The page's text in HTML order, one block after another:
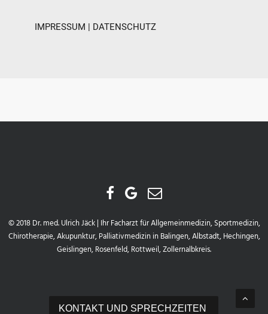
IMPRESSUM DATENSCHUTZ
© 2018 Dr. med. Ulrich Jäck | Ihr Facharzt für Allgemeinmedizin, Sportmedizin,
Chirotherapie, Akupunktur, Palliativmedizin in Balingen, Albstadt, Hechingen,
Geislingen, Rosenfeld, Rottweil, Zollernalbkreis.
KONTAKT UND SPRECHZEITEN